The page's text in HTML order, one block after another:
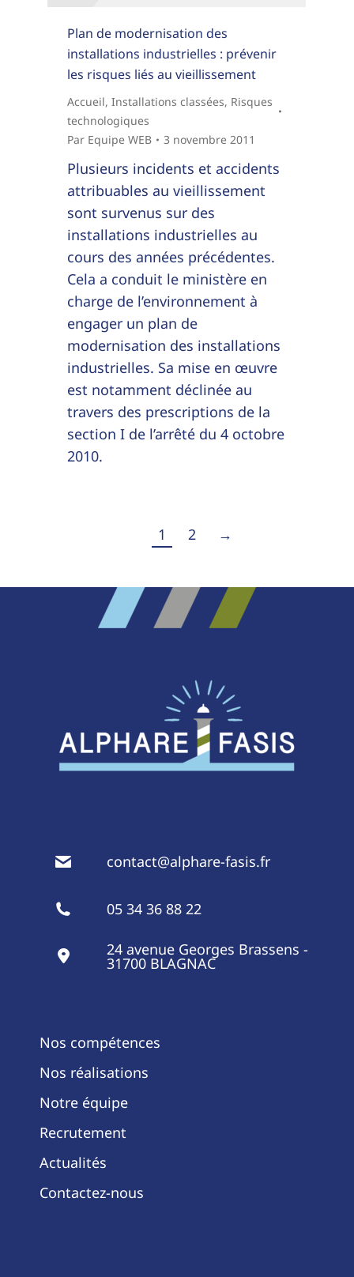
Plan de modernisation des
installations industrielles : prévenir
les risques liés au vieillissement
Accueil, Installations classées, Risques
technologiques
Par Equipe WEB 3 novembre 2011
Plusieurs incidents et accidents
attribuables au vieillissement
sont survenus sur des
installations industrielles au
cours des années précédentes.
Cela a conduit le ministère en
charge de l’environnement à
engager un plan de
modernisation des installations
industrielles. Sa mise en œuvre
est notamment déclinée au
travers des prescriptions de la
section I de l’arrêté du 4 octobre
2010.
1 2 →
contact@alphare-fasis.fr
05 34 36 88 22
24 avenue Georges Brassens -
31700 BLAGNAC
Nos compétences
Nos réalisations
Notre équipe
Recrutement
Actualités
Contactez-nous